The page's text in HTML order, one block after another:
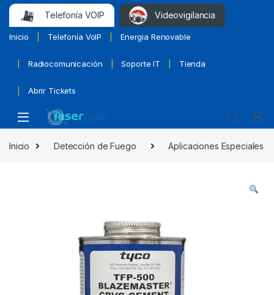
Telefonía VOIP Videovigilancia
Inicio Telefonía VoIP Energia Renovable
Radiocomunicación Soporte IT Tienda
Abrir Tickets
Inicio Detección de Fuego Aplicaciones Especiales